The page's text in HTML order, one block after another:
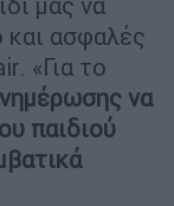
και ασφαλές
«Για το
να
παιδιού